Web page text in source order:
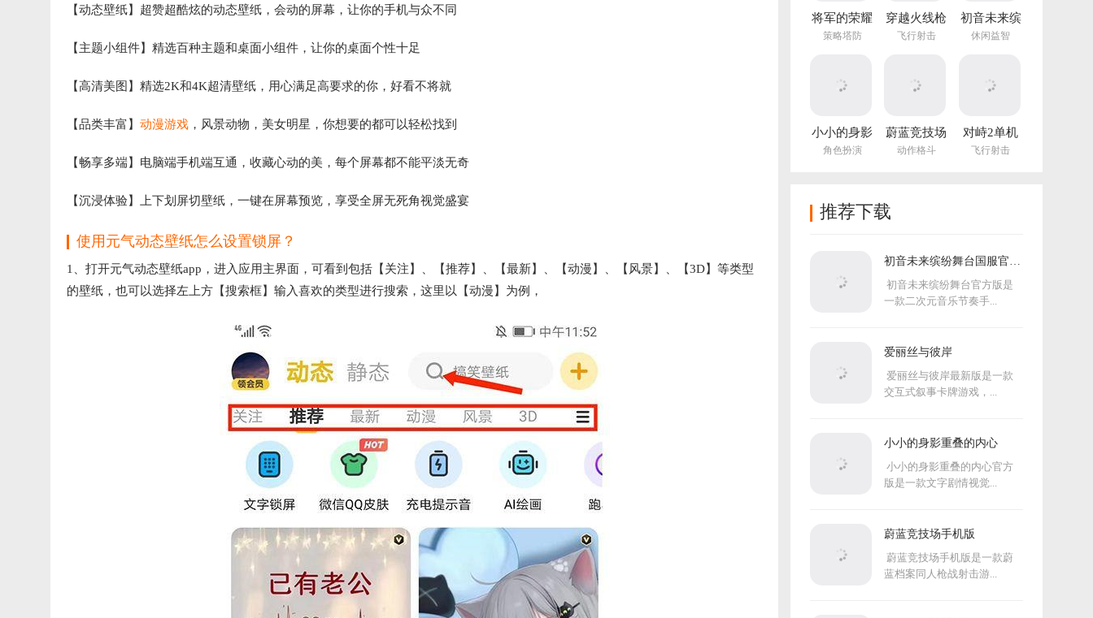
【动态壁纸】超赞超酷炫的动态壁纸，会动的屏幕，让你的手机与众不同
【主题小组件】精选百种主题和桌面小组件，让你的桌面个性十足
【高清美图】精选2K和4K超清壁纸，用心满足高要求的你，好看不将就
【品类丰富】 动漫游戏 ，风景动物，美女明星，你想要的都可以轻松找到
【畅享多端】电脑端手机端互通，收藏心动的美，每个屏幕都不能平淡无奇
【沉浸体验】上下划屏切壁纸，一键在屏幕预览，享受全屏无死角视觉盛宴
使用元气动态壁纸怎么设置锁屏？
1、打开元气动态壁纸app，进入应用主界面，可看到包括【关注】、【推荐】、【最新】、【动漫】、【风景】、【3D】等类型
的壁纸，也可以选择左上方【搜索框】输入喜欢的类型进行搜索，这里以【动漫】为例，
将军的荣耀
3官方正版
策略塔防
穿越火线枪
战王者体验
飞行射击
初音未来缤
纷舞台国服
休闲益智
小小的身影
重叠的内心
角色扮演
蔚蓝竞技场
手机版
动作格斗
对峙2单机
版手游
飞行射击
推荐下载
初音未来缤纷舞台国服官方
初音未来缤纷舞台官方版是
一款二次元音乐节奏手...
爱丽丝与彼岸
爱丽丝与彼岸最新版是一款
交互式叙事卡牌游戏，...
小小的身影重叠的内心
小小的身影重叠的内心官方
版是一款文字剧情视觉...
蔚蓝竞技场手机版
蔚蓝竞技场手机版是一款蔚
蓝档案同人枪战射击游...